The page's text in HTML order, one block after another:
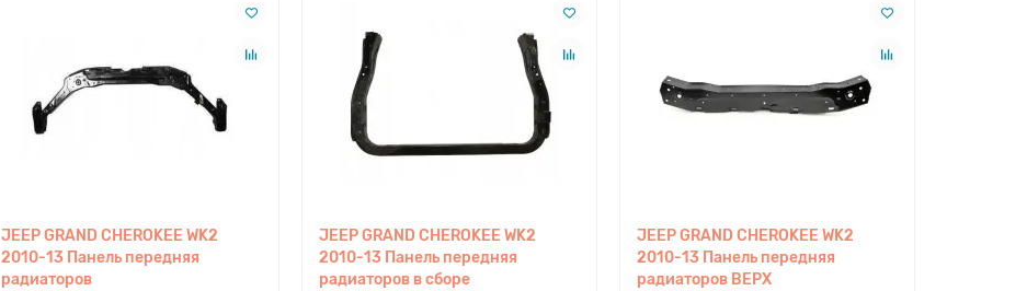
JEEP GRAND CHEROKEE WK2
2010-13 Панель передняя
радиаторов
JEEP GRAND CHEROKEE WK2
2010-13 Панель передняя
радиаторов в сборе
JEEP GRAND CHEROKEE WK2
2010-13 Панель передняя
радиаторов ВЕРХ